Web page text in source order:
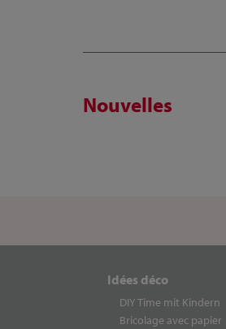
Nouvelles
Idées déco
DIY Time mit Kindern
Bricolage avec papier